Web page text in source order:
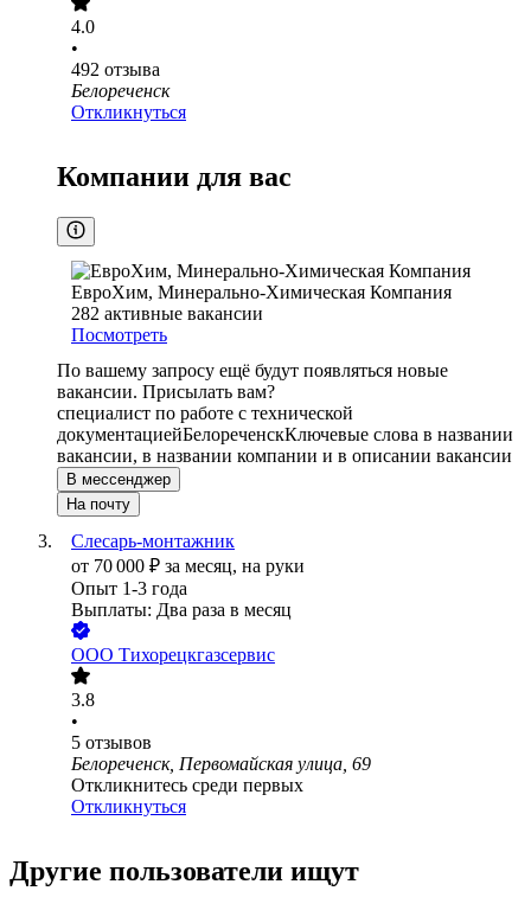
4.0
•
492 отзыва
Белореченск
Откликнуться
Компании для вас
ЕвроХим, Минерально-Химическая Компания
282 активные вакансии
Посмотреть
По вашему запросу ещё будут появляться новые
вакансии. Присылать вам?
специалист по работе с технической
документациейБелореченскКлючевые слова в названии
вакансии, в названии компании и в описании вакансии
В мессенджер
На почту
Слесарь-монтажник
от 70 000 ₽ за месяц, на руки
Опыт 1-3 года
Выплаты: Два раза в месяц
ООО Тихорецкгазсервис
3.8
•
5 отзывов
Белореченск, Первомайская улица, 69
Откликнитесь среди первых
Откликнуться
Другие пользователи ищут